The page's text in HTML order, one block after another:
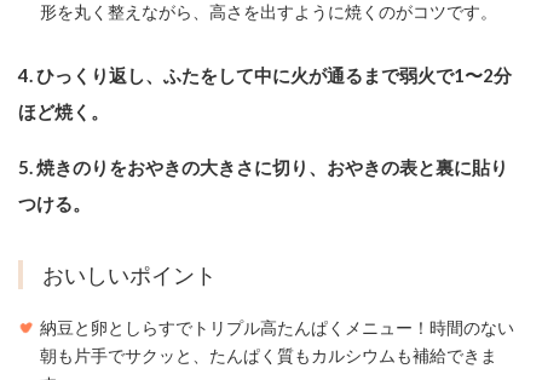
形を丸く整えながら、高さを出すように焼くのがコツです。
4. ひっくり返し、ふたをして中に火が通るまで弱火で1〜2分
ほど焼く。
5. 焼きのりをおやきの大きさに切り、おやきの表と裏に貼り
つける。
おいしいポイント
納豆と卵としらすでトリプル高たんぱくメニュー！時間のない
朝も片手でサクッと、たんぱく質もカルシウムも補給できま